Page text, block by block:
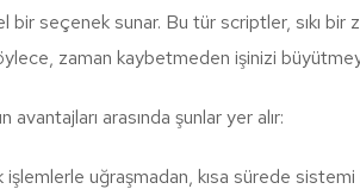
seçenek sunar. Bu tür scriptler, sıkı bir
zaman kaybetmeden işinizi
avantajları arasında şunlar yer alır:
işlemlerle uğraşmadan, kısa sürede